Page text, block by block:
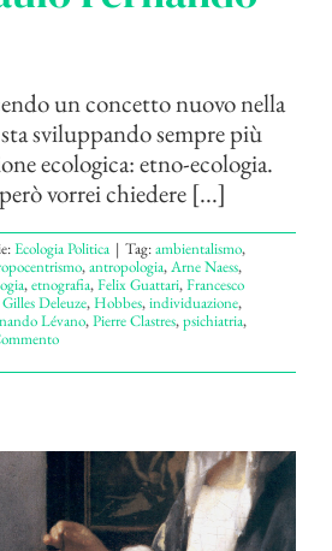
un concetto nuovo nella
sviluppando sempre più
ecologica: etno-ecologia.
vorrei chiedere [...]
Ecologia Politica | Tag:ambientalismo,
,antropologia,Arne Naess,
,etnografia,Felix Guattari,Francesco
Gilles Deleuze,Hobbes,individuazione,
Lévano,Pierre Clastres,psichiatria,